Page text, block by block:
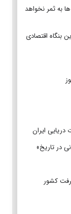
به ثمر نخواهد
بنگاه اقتصادی
دریایی ایران
در تاریخ»
کشور